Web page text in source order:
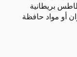
من بطاطس بريطانية
أو مواد حافظة